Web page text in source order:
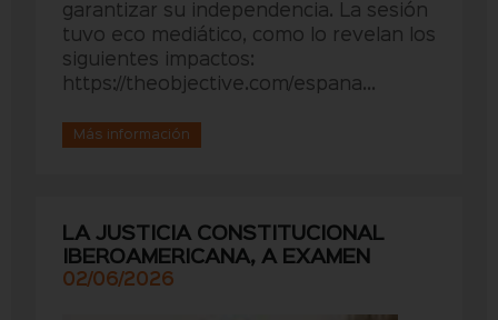
garantizar su independencia. La sesión
tuvo eco mediático, como lo revelan los
siguientes impactos:
https://theobjective.com/espana...
Más información
LA JUSTICIA CONSTITUCIONAL
IBEROAMERICANA, A EXAMEN
02/06/2026